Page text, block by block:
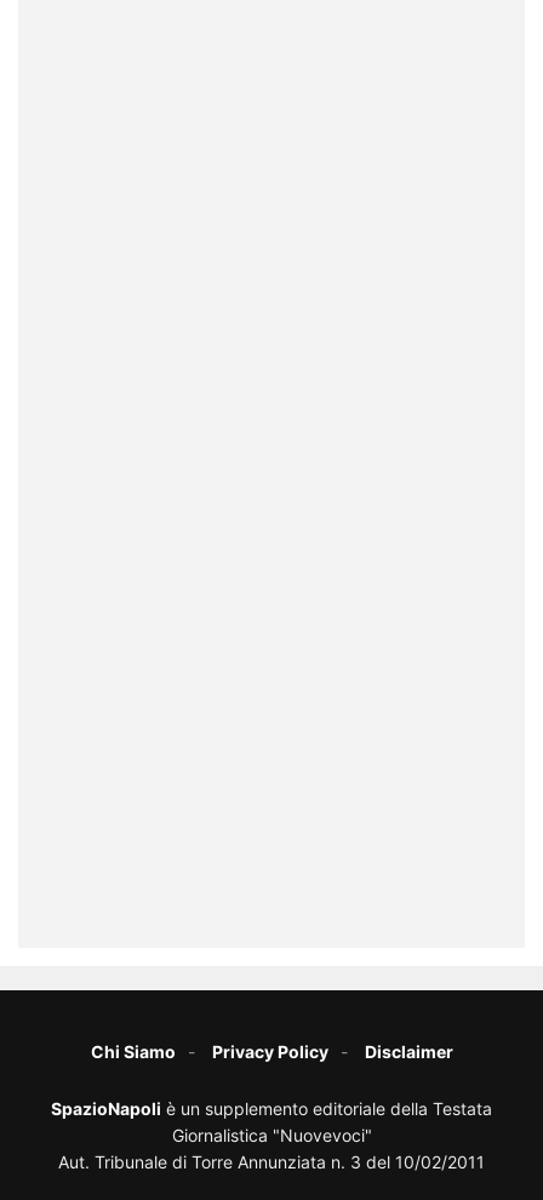
Chi Siamo Privacy Policy Disclaimer
SpazioNapoli è un supplemento editoriale della Testata
Giornalistica "Nuovevoci"
Aut. Tribunale di Torre Annunziata n. 3 del 10/02/2011